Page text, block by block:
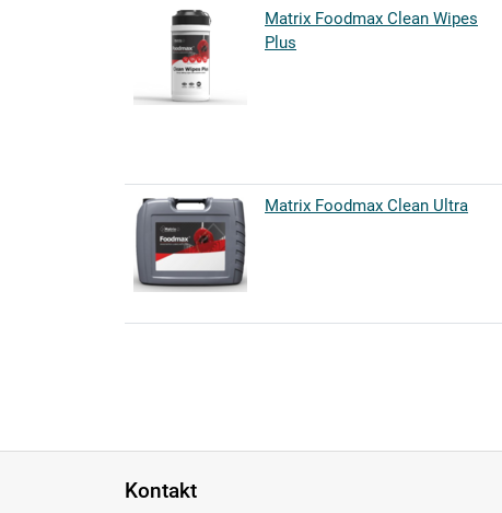
Matrix Foodmax Clean Wipes
Plus
Matrix Foodmax Clean Ultra
Kontakt